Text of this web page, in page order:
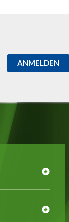
ANMELDEN